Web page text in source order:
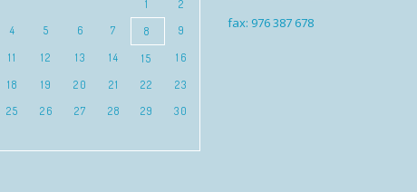
1
2
4 5 6 7 8
9
11 12 13 14 15
16
18 19 20 21 22
23
25 26 27 28 29
30
fax: 976 387 678